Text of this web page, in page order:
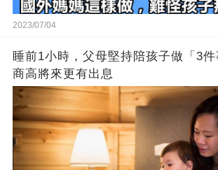
2023/07/04
睡前1小時，父母堅持陪孩子做「3
商高將來更有出息